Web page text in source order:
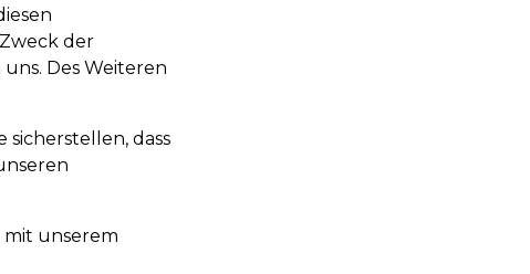
der
Des Weiteren
dass
unserem